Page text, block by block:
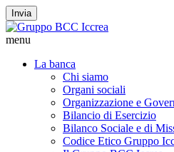
Invia
menu
La banca
Chi siamo
Organi sociali
Organizzazione e
Bilancio di Esercizio
Bilanco Sociale e di
Codice Etico Gruppo